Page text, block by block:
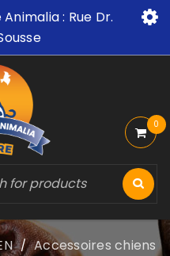
: Rue Dr.
0
/ Accessoires chiens